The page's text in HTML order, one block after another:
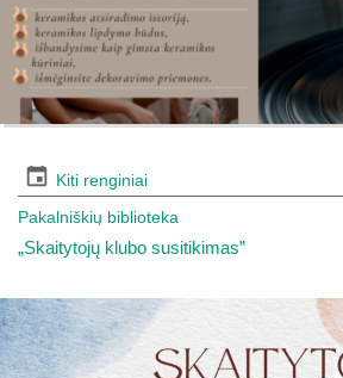
Kiti renginiai
Pakalniškių biblioteka
„Skaitytojų klubo susitikimas”